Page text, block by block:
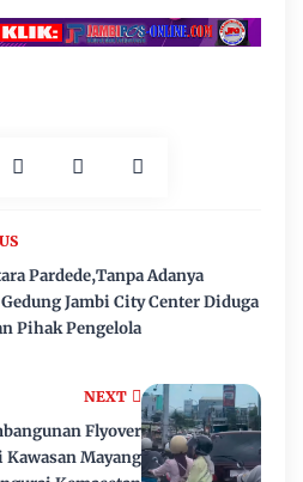
NEXT
Flyover
Kawasan Mayang
Pardede,Tanpa Adanya
Jambi City Center Diduga
Pihak Pengelola